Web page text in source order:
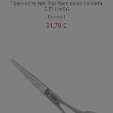
Tijera corte Neo Star Rose micro dentada
5.5'' Hrc56
Eurostil
31,70 €